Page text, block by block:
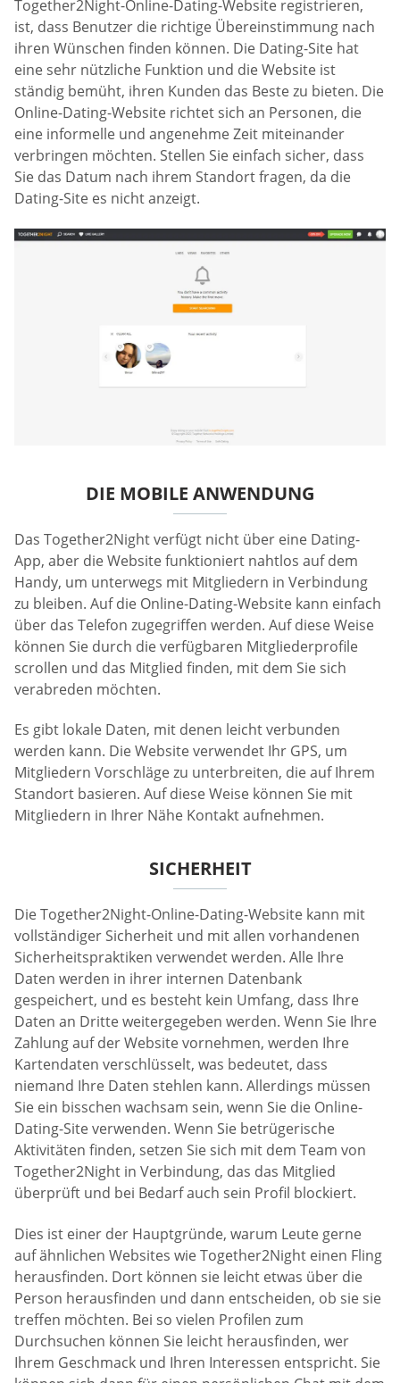
Together2Night-Online-Dating-Website registrieren,
ist, dass Benutzer die richtige Übereinstimmung nach
ihren Wünschen finden können. Die Dating-Site hat
eine sehr nützliche Funktion und die Website ist
ständig bemüht, ihren Kunden das Beste zu bieten. Die
Online-Dating-Website richtet sich an Personen, die
eine informelle und angenehme Zeit miteinander
verbringen möchten. Stellen Sie einfach sicher, dass
Sie das Datum nach ihrem Standort fragen, da die
Dating-Site es nicht anzeigt.
DIE MOBILE ANWENDUNG
Das Together2Night verfügt nicht über eine Dating-
App, aber die Website funktioniert nahtlos auf dem
Handy, um unterwegs mit Mitgliedern in Verbindung
zu bleiben. Auf die Online-Dating-Website kann einfach
über das Telefon zugegriffen werden. Auf diese Weise
können Sie durch die verfügbaren Mitgliederprofile
scrollen und das Mitglied finden, mit dem Sie sich
verabreden möchten.
Es gibt lokale Daten, mit denen leicht verbunden
werden kann. Die Website verwendet Ihr GPS, um
Mitgliedern Vorschläge zu unterbreiten, die auf Ihrem
Standort basieren. Auf diese Weise können Sie mit
Mitgliedern in Ihrer Nähe Kontakt aufnehmen.
SICHERHEIT
Die Together2Night-Online-Dating-Website kann mit
vollständiger Sicherheit und mit allen vorhandenen
Sicherheitspraktiken verwendet werden. Alle Ihre
Daten werden in ihrer internen Datenbank
gespeichert, und es besteht kein Umfang, dass Ihre
Daten an Dritte weitergegeben werden. Wenn Sie Ihre
Zahlung auf der Website vornehmen, werden Ihre
Kartendaten verschlüsselt, was bedeutet, dass
niemand Ihre Daten stehlen kann. Allerdings müssen
Sie ein bisschen wachsam sein, wenn Sie die Online-
Dating-Site verwenden. Wenn Sie betrügerische
Aktivitäten finden, setzen Sie sich mit dem Team von
Together2Night in Verbindung, das das Mitglied
überprüft und bei Bedarf auch sein Profil blockiert.
Dies ist einer der Hauptgründe, warum Leute gerne
auf ähnlichen Websites wie Together2Night einen Fling
herausfinden. Dort können sie leicht etwas über die
Person herausfinden und dann entscheiden, ob sie sie
treffen möchten. Bei so vielen Profilen zum
Durchsuchen können Sie leicht herausfinden, wer
Ihrem Geschmack und Ihren Interessen entspricht. Sie